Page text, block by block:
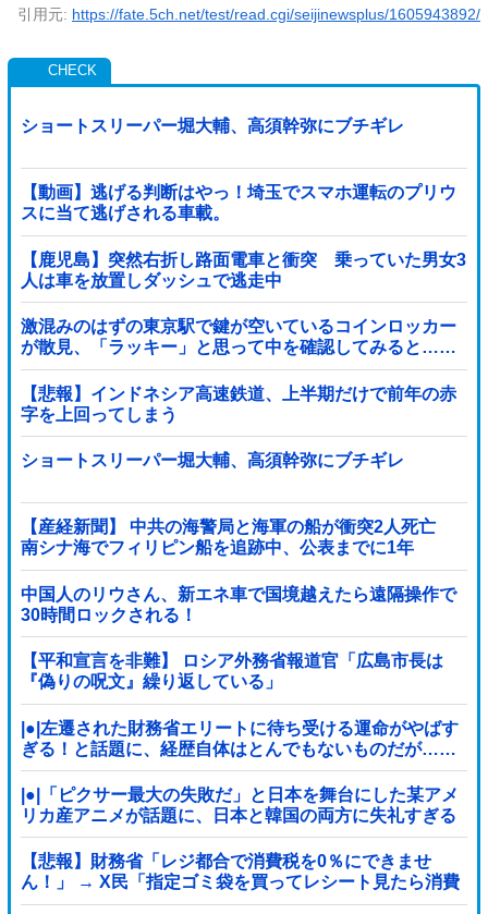
引用元: https://fate.5ch.net/test/read.cgi/seijinewsplus/1605943892/
ショートスリーパー堀大輔、高須幹弥にブチギレ
【動画】逃げる判断はやっ！埼玉でスマホ運転のプリウ
スに当て逃げされる車載。
【鹿児島】突然右折し路面電車と衝突 乗っていた男女3
人は車を放置しダッシュで逃走中
激混みのはずの東京駅で鍵が空いているコインロッカー
が散見、「ラッキー」と思って中を確認してみると……
【悲報】インドネシア高速鉄道、上半期だけで前年の赤
字を上回ってしまう
wwwwwwwwwwwwwwwwwwwwwwwwwwwwwwwwww
wwwwwwwwwww他
ショートスリーパー堀大輔、高須幹弥にブチギレ
【産経新聞】 中共の海警局と海軍の船が衝突2人死亡
南シナ海でフィリピン船を追跡中、公表までに1年
中国人のリウさん、新エネ車で国境越えたら遠隔操作で
30時間ロックされる！
【平和宣言を非難】 ロシア外務省報道官「広島市長は
『偽りの呪文』繰り返している」
|●|左遷された財務省エリートに待ち受ける運命がやばす
ぎる！と話題に、経歴自体はとんでもないものだが……
|●|「ピクサー最大の失敗だ」と日本を舞台にした某アメ
リカ産アニメが話題に、日本と韓国の両方に失礼すぎる
わ……
【悲報】財務省「レジ都合で消費税を0％にできませ
ん！」 → X民「指定ゴミ袋を買ってレシート見たら消費
税はゼロになるんだけど？」ｗｗｗｗｗｗｗｗ...